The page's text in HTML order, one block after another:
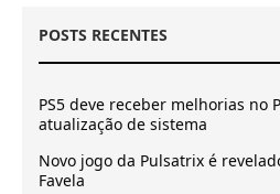
POSTS RECENTES
PS5 deve receber melhorias no
atualização de sistema
Novo jogo da Pulsatrix é
Favela